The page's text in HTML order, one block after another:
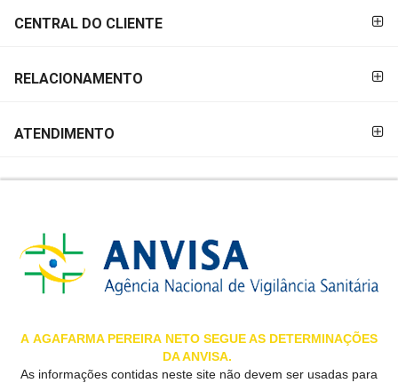
OFERTAS
CENTRAL
LOJAS
CENTRAL DO CLIENTE
RELACIONAMENTO
ATENDIMENTO
A AGAFARMA PEREIRA NETO SEGUE AS DETERMINAÇÕES
DA ANVISA.
As informações contidas neste site não devem ser usadas para